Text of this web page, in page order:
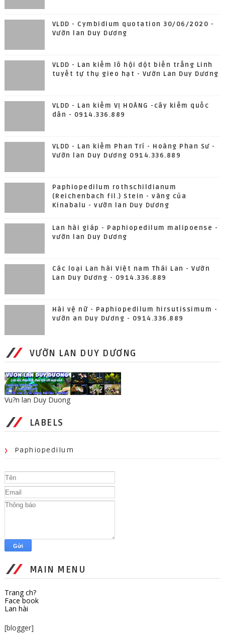
VLDD - Cymbidium quotation 30/06/2020 -
Vườn lan Duy Dương
VLDD - Lan kiếm lô hội dột biến trắng Linh
tuyết tự thụ gieo hạt - Vườn Lan Duy Dương
VLDD - Lan kiếm VỊ HOÀNG -cây kiếm quốc
dân - 0914.336.889
VLDD - Lan kiếm Phan Trí - Hoàng Phan Sư -
Vườn lan Duy Dương 0914.336.889
Paphiopedilum rothschildianum
(Reichenbach fil.) Stein - vàng của
Kinabalu - vườn lan Duy Dương
Lan hài giáp - Paphiopedilum malipoense -
vườn lan Duy Dương
Các loại Lan hài Việt nam Thái Lan - Vườn
Lan Duy Dương - 0914.336.889
Hài vệ nữ - Paphiopedilum hirsutissimum -
vườn an Duy Dương - 0914.336.889
VƯỜN LAN DUY DƯƠNG
Vu?n lan Duy Duong
LABELS
Paphiopedilum
MAIN MENU
Trang ch?
Face book
Lan hài
[blogger]